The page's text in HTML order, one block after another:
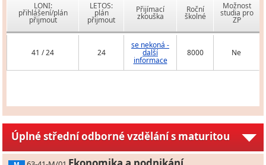
LONI:
přihlášení/plán
přijmout
LETOS:
plán
přijmout
Přijímací
zkouška
Roční
školné
Možnost
studia pro
ZP
41 / 24 24
se nekoná -
další
informace
8000 Ne
Úplné střední odborné vzdělání s maturitou